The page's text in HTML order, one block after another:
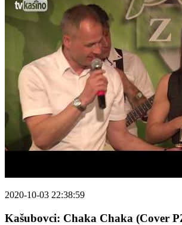
2020-10-03 22:38:59
Kašubovci: Chaka Chaka (Cover